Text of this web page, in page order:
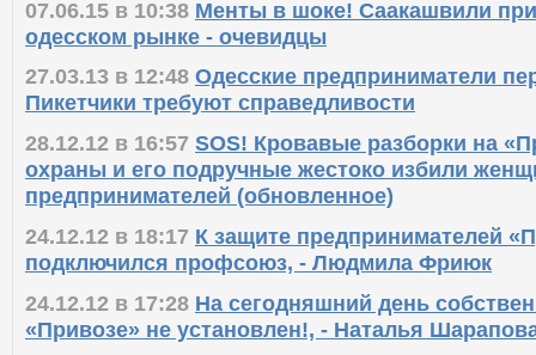
07.06.15 в 10:38 Менты в шоке! Саакашвили
одесском рынке - очевидцы
27.03.13 в 12:48 Одесские предприниматели
Пикетчики требуют справедливости
28.12.12 в 16:57 SOS! Кровавые разборки на
охраны и его подручные жестоко избили
предпринимателей (обновленное)
24.12.12 в 18:17 К защите предпринимателей
подключился профсоюз, - Людмила Фриюк
24.12.12 в 17:28 На сегодняшний день
«Привозе» не установлен!, - Наталья